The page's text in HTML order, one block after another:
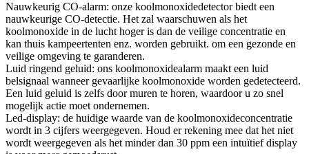
Nauwkeurig CO-alarm: onze koolmonoxidedetector biedt een
nauwkeurige CO-detectie. Het zal waarschuwen als het
koolmonoxide in de lucht hoger is dan de veilige concentratie en
kan thuis kampeertenten enz. worden gebruikt. om een gezonde en
veilige omgeving te garanderen.
Luid ringend geluid: ons koolmonoxidealarm maakt een luid
belsignaal wanneer gevaarlijke koolmonoxide worden gedetecteerd.
Een luid geluid is zelfs door muren te horen, waardoor u zo snel
mogelijk actie moet ondernemen.
Led-display: de huidige waarde van de koolmonoxideconcentratie
wordt in 3 cijfers weergegeven. Houd er rekening mee dat het niet
wordt weergegeven als het minder dan 30 ppm een intuïtief display